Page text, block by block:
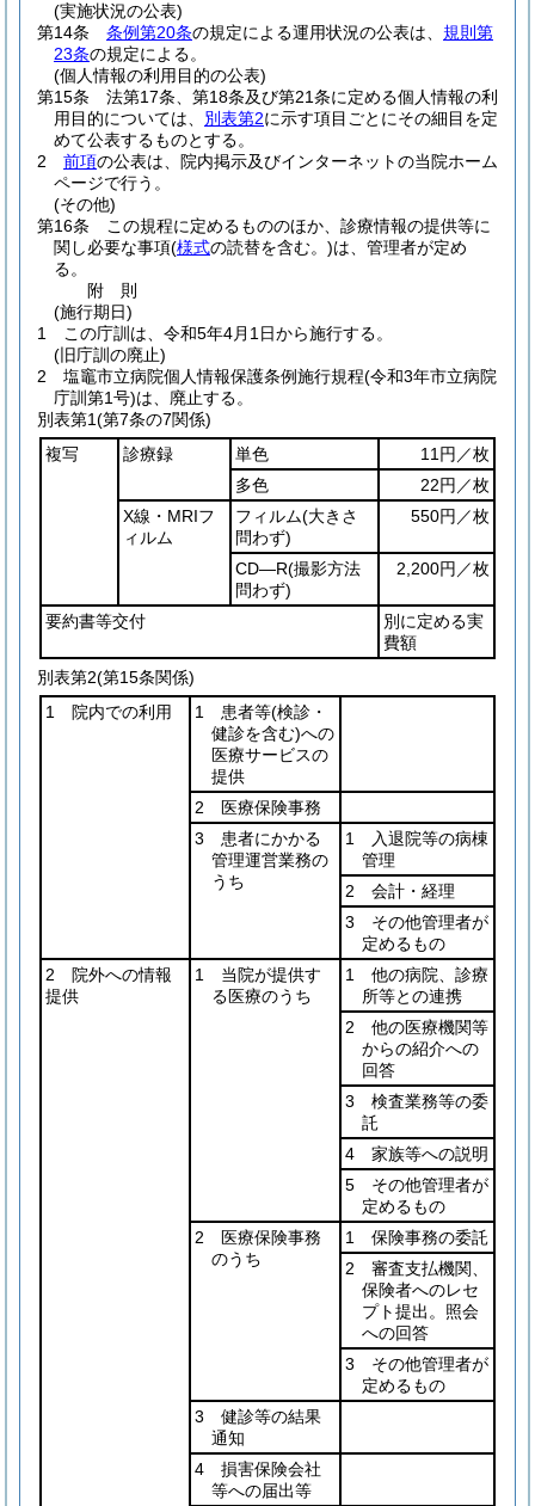
(実施状況の公表)
第14条
条例第20条の規定による運用状況の公表は、 規則第
23条の規定による。
(個人情報の利用目的の公表)
第15条
法第17条、第18条及び第21条に定める個人情報の利
用目的については、 別表第2に示す項目ごとにその細目を定
めて公表するものとする。
2
前項の公表は、院内掲示及びインターネットの当院ホーム
ページで行う。
(その他)
第16条
この規程に定めるもののほか、診療情報の提供等に
関し必要な事項(様式の読替を含む。)は、管理者が定め
る。
附 則
(施行期日)
1
この庁訓は、令和5年4月1日から施行する。
(旧庁訓の廃止)
2
塩竈市立病院個人情報保護条例施行規程(令和3年市立病院
庁訓第1号)は、廃止する。
別表第1(第7条の7関係)
複写
診療録 単色
11円／枚
多色
22円／枚
X線・MRIフ
ィルム
フィルム(大きさ
問わず)
550円／枚
CD―R(撮影方法
問わず)
2,200円／枚
要約書等交付
別に定める実
費額
別表第2(第15条関係)
1 院内での利用
1 患者等(検診・
健診を含む)への
医療サービスの
提供
2 医療保険事務
3 患者にかかる
管理運営業務の
うち
1 入退院等の病棟
管理
2 会計・経理
3 その他管理者が
定めるもの
2 院外への情報
提供
1 当院が提供す
る医療のうち
1 他の病院、診療
所等との連携
2 他の医療機関等
からの紹介への
回答
3 検査業務等の委
託
4 家族等への説明
5 その他管理者が
定めるもの
2 医療保険事務
のうち
1 保険事務の委託
2 審査支払機関、
保険者へのレセ
プト提出。照会
への回答
3 その他管理者が
定めるもの
3 健診等の結果
通知
4 損害保険会社
等への届出等